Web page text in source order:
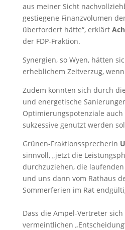
aus meiner Sicht
gestiegene Finanzvolumen
überfordert hätte“, erklärt
der FDP-Fraktion.
Synergien, so Wyen, hätten
erheblichem Zeitverzug,
Zudem könnten sich durch
und energetische
Optimierungspotenziale
sukzessive genutzt werden
Grünen-Fraktionssprecherin
sinnvoll, „jetzt die
durchzuziehen, die
und uns dann vom Rathaus
Sommerferien im Rat
Dass die Ampel-Vertreter
vermeintlichen